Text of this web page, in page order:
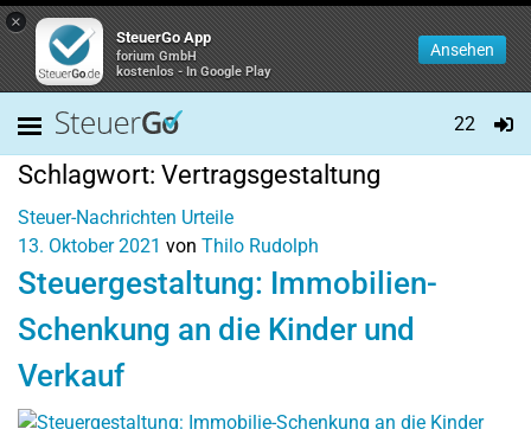
×
SteuerGo App
forium GmbH
kostenlos - In Google Play
Ansehen
22
Schlagwort: Vertragsgestaltung
Steuer-Nachrichten Urteile
13. Oktober 2021 von Thilo Rudolph
Steuergestaltung: Immobilien-
Schenkung an die Kinder und
Verkauf